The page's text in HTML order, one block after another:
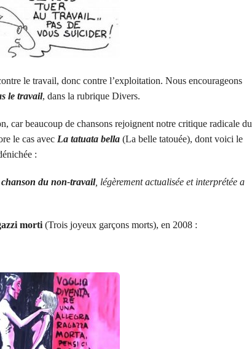
le travail, donc contre l’exploitation. Nous encourageons
le travail, dans la rubrique Divers.
car beaucoup de chansons rejoignent notre critique radicale du
le cas avec La tatuata bella (La belle tatouée), dont voici le
:
du non-travail, légèrement actualisée et interprétée a
morti (Trois joyeux garçons morts), en 2008 :